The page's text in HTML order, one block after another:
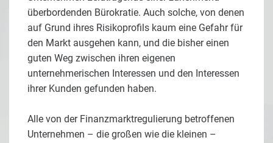
überbordenden Bürokratie. Auch solche, von denen
auf Grund ihres Risikoprofils kaum eine Gefahr für
den Markt ausgehen kann, und die bisher einen
guten Weg zwischen ihren eigenen
unternehmerischen Interessen und den Interessen
ihrer Kunden gefunden haben.
Alle von der Finanzmarktregulierung betroffenen
Unternehmen – die großen wie die kleinen –